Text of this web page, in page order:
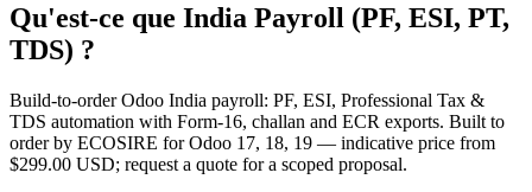
Qu'est-ce que India Payroll (PF, ESI, PT,
TDS) ?
Build-to-order Odoo India payroll: PF, ESI, Professional Tax &
TDS automation with Form-16, challan and ECR exports. Built to
order by ECOSIRE for Odoo 17, 18, 19 — indicative price from
$299.00 USD; request a quote for a scoped proposal.